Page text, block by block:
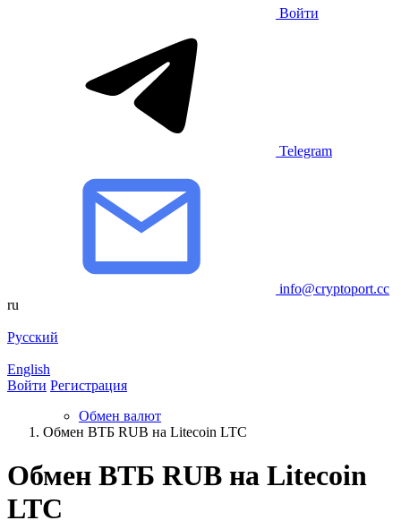
Войти
Telegram
info@cryptoport.cc
ru
Русский
English
Войти Регистрация
Обмен валют
Обмен BТБ RUB на Litecoin LTC
Обмен BТБ RUB на Litecoin
LTC